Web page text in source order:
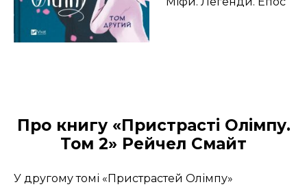
Про книгу «Пристрасті Олімпу.
Том 2» Рейчел Смайт
У другому томі «Пристрастей Олімпу»